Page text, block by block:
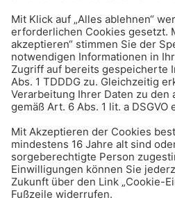
Reisen & Verkehr
Falschparken:
Folgen muss ich